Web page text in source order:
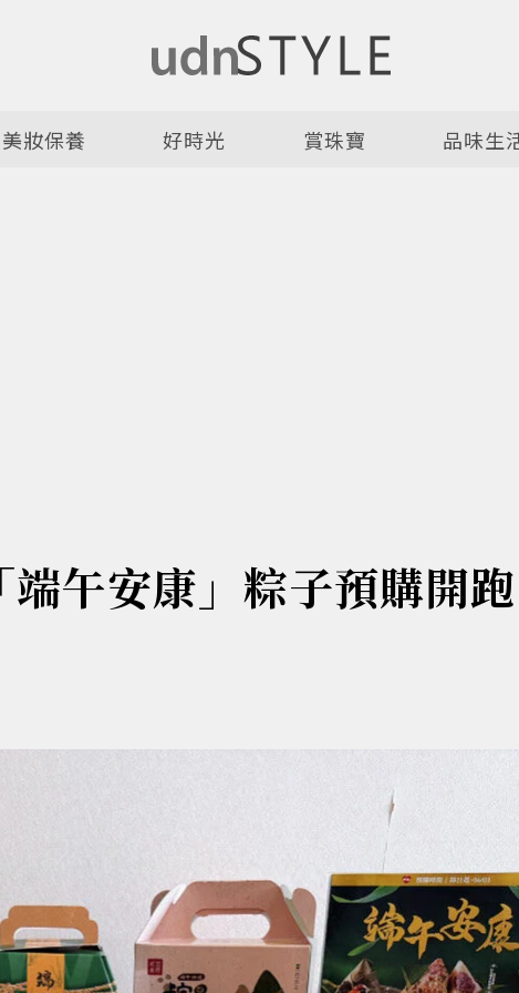
美妝保養 好時光 賞珠寶 品味生
午安康」粽子預購開